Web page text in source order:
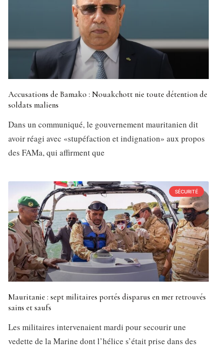
Accusations de Bamako : Nouakchott nie toute détention de
soldats maliens
Dans un communiqué, le gouvernement mauritanien dit
avoir réagi avec «stupéfaction et indignation» aux propos
des FAMa, qui affirment que
SÉCURITÉ
Mauritanie : sept militaires portés disparus en mer retrouvés
sains et saufs
Les militaires intervenaient mardi pour secourir une
vedette de la Marine dont l’hélice s’était prise dans des